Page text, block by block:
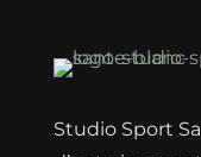
Studio Sport